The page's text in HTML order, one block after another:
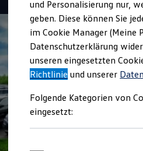
Umbaulösungen und
Auf- und Umbauten
Groß- und
Großkunden
Kommunen &
Journalisten
Sportvereine
Branchenlösungen
Gewerbliche
Service & mobile
Kühlfahrzeuge
und Personalisierung nur,
geben. Diese können Sie
im Cookie Manager (Meine
Datenschutzerklärung
unseren eingesetzten
Richtlinie und unserer
Folgende Kategorien von
eingesetzt: